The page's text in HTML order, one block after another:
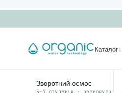
Каталог↓
Зворотний осмос